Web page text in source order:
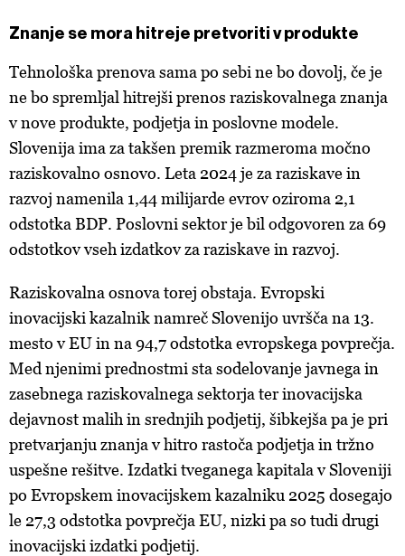
Znanje se mora hitreje pretvoriti v produkte
Tehnološka prenova sama po sebi ne bo dovolj, če je
ne bo spremljal hitrejši prenos raziskovalnega znanja
v nove produkte, podjetja in poslovne modele.
Slovenija ima za takšen premik razmeroma močno
raziskovalno osnovo. Leta 2024 je za raziskave in
razvoj namenila 1,44 milijarde evrov oziroma 2,1
odstotka BDP. Poslovni sektor je bil odgovoren za 69
odstotkov vseh izdatkov za raziskave in razvoj.
Raziskovalna osnova torej obstaja. Evropski
inovacijski kazalnik namreč Slovenijo uvršča na 13.
mesto v EU in na 94,7 odstotka evropskega povprečja.
Med njenimi prednostmi sta sodelovanje javnega in
zasebnega raziskovalnega sektorja ter inovacijska
dejavnost malih in srednjih podjetij, šibkejša pa je pri
pretvarjanju znanja v hitro rastoča podjetja in tržno
uspešne rešitve. Izdatki tveganega kapitala v Sloveniji
po Evropskem inovacijskem kazalniku 2025 dosegajo
le 27,3 odstotka povprečja EU, nizki pa so tudi drugi
inovacijski izdatki podjetij.